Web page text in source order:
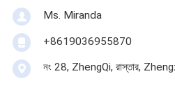
Ms. Miranda
+8619036955870
নং 28, ZhengQi, রাস্তার,